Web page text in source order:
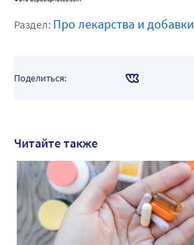
Раздел: Про лекарства и добавки
Поделиться:
Читайте также